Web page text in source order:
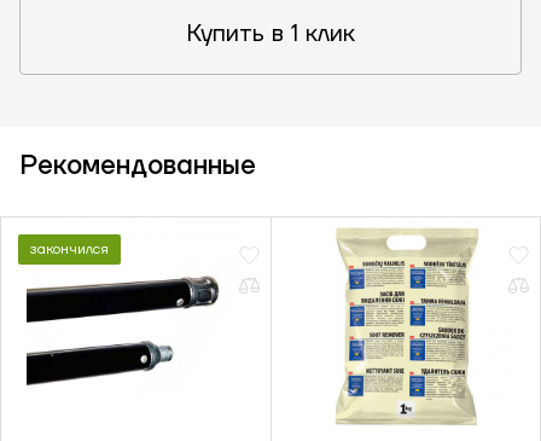
Купить в 1 клик
Рекомендованные
закончился